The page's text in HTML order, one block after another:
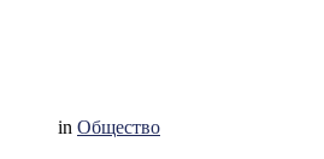
in Общество